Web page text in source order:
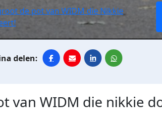
de pot van WIDM die Nikkie
van WIDM die nikkie